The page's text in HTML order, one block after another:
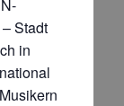
Stadt
in